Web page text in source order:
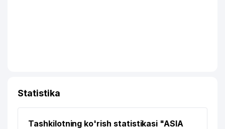
Statistika
Tashkilotning ko'rish statistikasi "ASIA